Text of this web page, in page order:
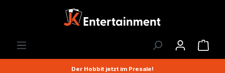
Der Hobbit jetzt im Presale!